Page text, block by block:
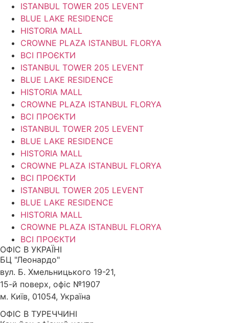
ISTANBUL TOWER 205 LEVENT
BLUE LAKE RESIDENCE
HISTORIA MALL
CROWNE PLAZA ISTANBUL FLORYA
ВСІ ПРОЄКТИ
ISTANBUL TOWER 205 LEVENT
BLUE LAKE RESIDENCE
HISTORIA MALL
CROWNE PLAZA ISTANBUL FLORYA
ВСІ ПРОЄКТИ
ISTANBUL TOWER 205 LEVENT
BLUE LAKE RESIDENCE
HISTORIA MALL
CROWNE PLAZA ISTANBUL FLORYA
ВСІ ПРОЄКТИ
ISTANBUL TOWER 205 LEVENT
BLUE LAKE RESIDENCE
HISTORIA MALL
CROWNE PLAZA ISTANBUL FLORYA
ВСІ ПРОЄКТИ
ОФІС В УКРАЇНІ
БЦ "Леонардо"
вул. Б. Хмельницького 19-21,
15-й поверх, офіс №1907
м. Київ, 01054, Україна
ОФІС В ТУРЕЧЧИНІ